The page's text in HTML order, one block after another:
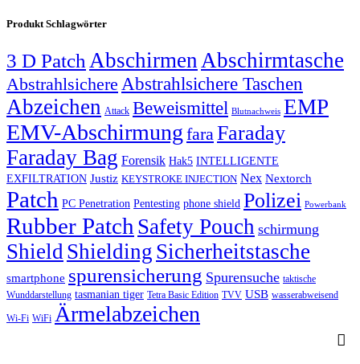
Produkt Schlagwörter
3 D Patch AbschirmenAbschirmtasche
Abstrahlsichere Abstrahlsichere Taschen
Abzeichen Attack Beweismittel Blutnachweis EMP
EMV-Abschirmung faraFaraday
Faraday Bag Forensik Hak5 INTELLIGENTE
EXFILTRATION Justiz KEYSTROKE INJECTION Nex Nextorch
Patch PC Penetration Pentesting phone shield Polizei Powerbank
Rubber Patch Safety Pouch schirmung
ShieldShielding Sicherheitstasche
smartphone spurensicherung Spurensuche taktische
Wunddarstellung tasmanian tiger Tetra Basic Edition TVV USB wasserabweisend
Wi-Fi WiFi Ärmelabzeichen